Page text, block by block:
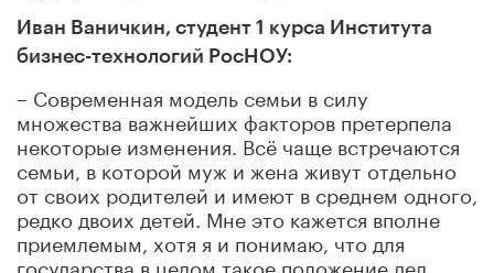
Иван Ваничкин, студент 1 курса Института
бизнес-технологий РосНОУ:
– Современная модель семьи в силу
множества важнейших факторов претерпела
некоторые изменения. Всё чаще встречаются
семьи, в которой муж и жена живут отдельно
от своих родителей и имеют в среднем одного,
редко двоих детей. Мне это кажется вполне
приемлемым, хотя я и понимаю, что для
государства в целом такое положение дел